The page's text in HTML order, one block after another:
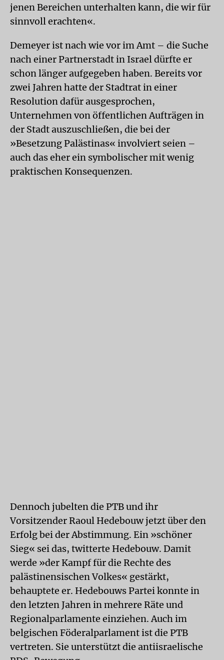
jenen Bereichen unterhalten kann, die wir für
sinnvoll erachten«.
Demeyer ist nach wie vor im Amt – die Suche
nach einer Partnerstadt in Israel dürfte er
schon länger aufgegeben haben. Bereits vor
zwei Jahren hatte der Stadtrat in einer
Resolution dafür ausgesprochen,
Unternehmen von öffentlichen Aufträgen in
der Stadt auszuschließen, die bei der
»Besetzung Palästinas« involviert seien –
auch das eher ein symbolischer mit wenig
praktischen Konsequenzen.
Dennoch jubelten die PTB und ihr
Vorsitzender Raoul Hedebouw jetzt über den
Erfolg bei der Abstimmung. Ein »schöner
Sieg« sei das, twitterte Hedebouw. Damit
werde »der Kampf für die Rechte des
palästinensischen Volkes« gestärkt,
behauptete er. Hedebouws Partei konnte in
den letzten Jahren in mehrere Räte und
Regionalparlamente einziehen. Auch im
belgischen Föderalparlament ist die PTB
vertreten. Sie unterstützt die antiisraelische